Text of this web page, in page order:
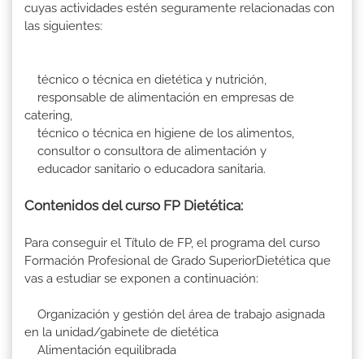
cuyas actividades estén seguramente relacionadas con
las siguientes:
técnico o técnica en dietética y nutrición,
responsable de alimentación en empresas de
catering,
técnico o técnica en higiene de los alimentos,
consultor o consultora de alimentación y
educador sanitario o educadora sanitaria.
Contenidos del curso FP Dietética:
Para conseguir el Título de FP, el programa del curso
Formación Profesional de Grado SuperiorDietética que
vas a estudiar se exponen a continuación:
Organización y gestión del área de trabajo asignada
en la unidad/gabinete de dietética
Alimentación equilibrada